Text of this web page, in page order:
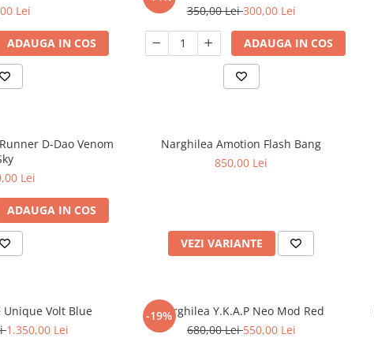
Lei
ADAUGA IN COS
350,00 Lei300,00 Lei
ADAUGA IN COS
D-Dao Venom
Lei
ADAUGA IN COS
Narghilea Amotion Flash Bang
850,00 Lei
VEZI VARIANTE
Volt Blue
1.350,00 Lei
-19%Narghilea Y.K.A.P Neo Mod Red
680,00 Lei550,00 Lei